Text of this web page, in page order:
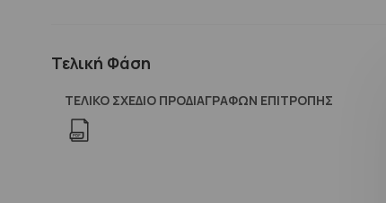
Τελική Φάση
ΤΕΛΙΚΟ ΣΧΕΔΙΟ ΠΡΟΔΙΑΓΡΑΦΩΝ ΕΠΙΤΡΟΠΗΣ